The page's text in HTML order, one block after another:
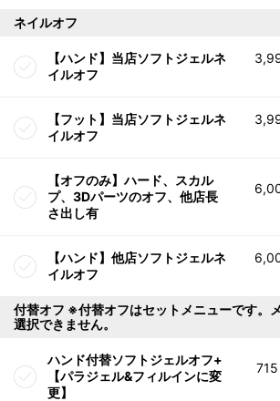
ネイルオフ
【ハンド】当店ソフトジェルネ
イルオフ
【フット】当店ソフトジェルネ
イルオフ
【オフのみ】ハード、スカル
プ、3Dパーツのオフ、他店長
さ出し有
【ハンド】他店ソフトジェルネ
イルオフ
付替オフ ※付替オフはセットメニューです。
選択できません。
ハンド付替ソフトジェルオフ+
【パラジェル&フィルインに変
更】